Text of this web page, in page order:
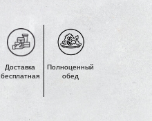
Доставка
бесплатная
Полноценный
обед